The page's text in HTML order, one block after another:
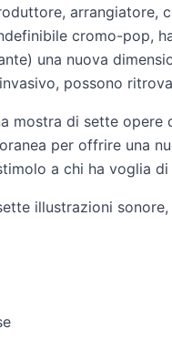
arrangiatore,
cromo-pop,
una nuova
possono
mostra di sette opere
per offrire una
a chi ha voglia
illustrazioni sonore,